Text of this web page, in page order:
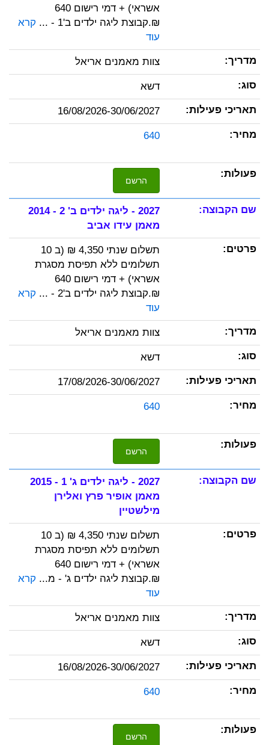
אשראי) + דמי רישום 640
₪.קבוצת ליגה ילדים ב'1 - ...
קרא
עוד
צוות מאמנים אריאל
דשא
16/08/2026-30/06/2027
640
הרשם
2027 - ליגה ילדים ב' 2 - 2014
מאמן עידו אביב
תשלום שנתי 4,350 ₪ (ב 10
תשלומים ללא תפיסת מסגרת
אשראי) + דמי רישום 640
₪.קבוצת ליגה ילדים ב'2 - ...
קרא
עוד
צוות מאמנים אריאל
דשא
17/08/2026-30/06/2027
640
הרשם
2027 - ליגה ילדים ג' 1 - 2015
מאמן אופיר פרץ ואלירן
מילשטיין
תשלום שנתי 4,350 ₪ (ב 10
תשלומים ללא תפיסת מסגרת
אשראי) + דמי רישום 640
₪.קבוצת ליגה ילדים ג' - מ... קרא
עוד
צוות מאמנים אריאל
דשא
16/08/2026-30/06/2027
640
הרשם